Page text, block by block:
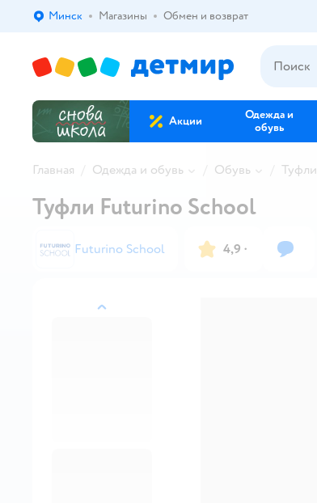
Выбор адреса доставки.
Минск Магазины Обмен и возврат
Акции
Одежда и
обувь
Главная Одежда и обувь Обувь Туфли
назад
Туфли Futurino School
Futurino School 4,9 ·